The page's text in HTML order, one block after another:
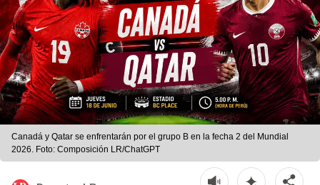
Canadá y Qatar se enfrentarán por el grupo B en la fecha 2 del Mundial
2026. Foto: Composición LR/ChatGPT